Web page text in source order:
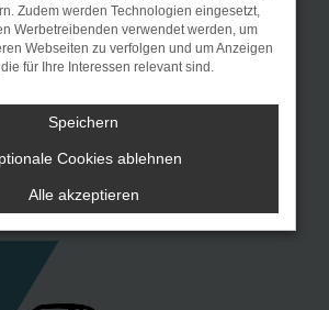
Zudem werden Technologien eingesetzt,
Werbetreibenden verwendet werden, um
Webseiten zu verfolgen und um Anzeigen
für Ihre Interessen relevant sind.
Speichern
Cookies ablehnen
Alle akzeptieren